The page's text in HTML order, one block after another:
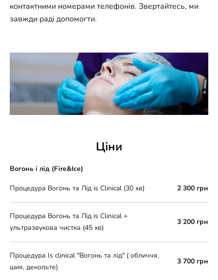
контактними номерами телефонів. Звертайтесь, ми
завжди раді допомогти.
Ціни
Вогонь і лід (Fire&Ice)
Процедура Вогонь та Лід is Clinical (30 хв) 2 300 грн
Процедура Вогонь та Лід is Clinical +
ультразвукова чистка (45 хв)
3 200 грн
Процедура Is clinical "Вогонь та лід" ( обличчя,
шия, декольте)
3 700 грн